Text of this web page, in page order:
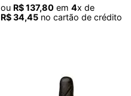
ou R$137,80 em 4x de
R$34,45 no cartão de crédito